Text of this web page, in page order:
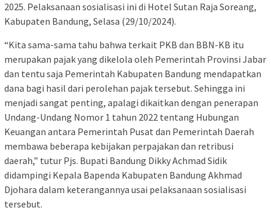
2025. Pelaksanaan sosialisasi ini di Hotel Sutan Raja Soreang,
Kabupaten Bandung, Selasa (29/10/2024).
“Kita sama-sama tahu bahwa terkait PKB dan BBN-KB itu
merupakan pajak yang dikelola oleh Pemerintah Provinsi Jabar
dan tentu saja Pemerintah Kabupaten Bandung mendapatkan
dana bagi hasil dari perolehan pajak tersebut. Sehingga ini
menjadi sangat penting, apalagi dikaitkan dengan penerapan
Undang-Undang Nomor 1 tahun 2022 tentang Hubungan
Keuangan antara Pemerintah Pusat dan Pemerintah Daerah
membawa beberapa kebijakan perpajakan dan retribusi
daerah,” tutur Pjs. Bupati Bandung Dikky Achmad Sidik
didampingi Kepala Bapenda Kabupaten Bandung Akhmad
Djohara dalam keterangannya usai pelaksanaan sosialisasi
tersebut.